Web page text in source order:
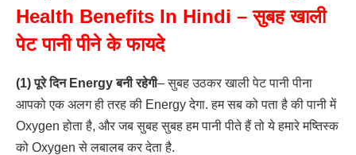
Health Benefits In Hindi – सुबह खाली
पेट पानी पीने के फायदे
(1) पूरे दिन Energy बनी रहेगी– सुबह उठकर खाली पेट पानी पीना
आपको एक अलग ही तरह की Energy देगा. हम सब को पता है की पानी में
Oxygen होता है, और जब सुबह सुबह हम पानी पीते हैं तो ये हमारे मष्तिस्क
को Oxygen से लबालब कर देता है.